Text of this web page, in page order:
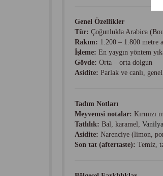
Genel Özellikler
Tür: Çoğunlukla Arabica
Rakım: 1.200 – 1.800 metre
İşleme: En yaygın yöntem
Gövde: Orta – orta dolgun
Asidite: Parlak ve canlı,
Tadım Notları
Meyvemsi notalar: Kırmızı
Tatlılık: Bal, karamel,
Asidite: Narenciye (limon,
Son tat (aftertaste): Temiz,